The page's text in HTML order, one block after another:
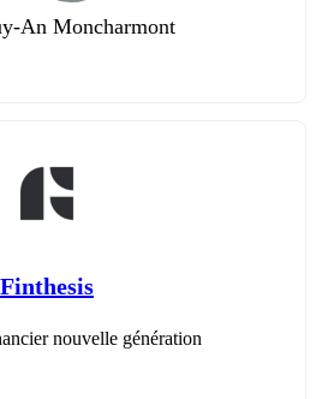
An Moncharmont
Finthesis
nouvelle génération